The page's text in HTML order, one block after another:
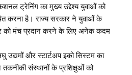
ट्रेनिंग का मुख्य उद्देश्य युवाओं को
करना है। राज्य सरकार ने युवाओं के
को मंच प्रदान करने के लिए अनेक कदम
उद्यमों और स्टार्टअप इको सिस्टम का
तकनीकी संस्थानों के प्रशिक्षुओं को